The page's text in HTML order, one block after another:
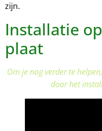
zijn.
Installatie
plaat
Om je nog verder te
door het